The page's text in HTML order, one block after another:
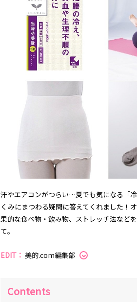
汗やエアコンがつらい…夏でも気になる「
くみにまつわる疑問に答えてくれました！
果的な食べ物・飲み物、ストレッチ法など
て。
EDIT： 美的.com編集部
Contents